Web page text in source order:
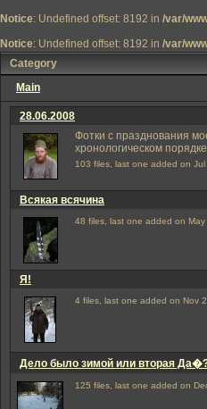
Notice: Undefined offset: 8192 in /var/
Notice: Undefined offset: 8192 in /var/
Category
Main
28.06.2008
Фотки с празднования
хронологическом
103 files, last one added on
Всякая всячина
48 files, last one added on
Я!
4 files, last one added on Nov
Дело было зимой или вторая
125 files, last one added on